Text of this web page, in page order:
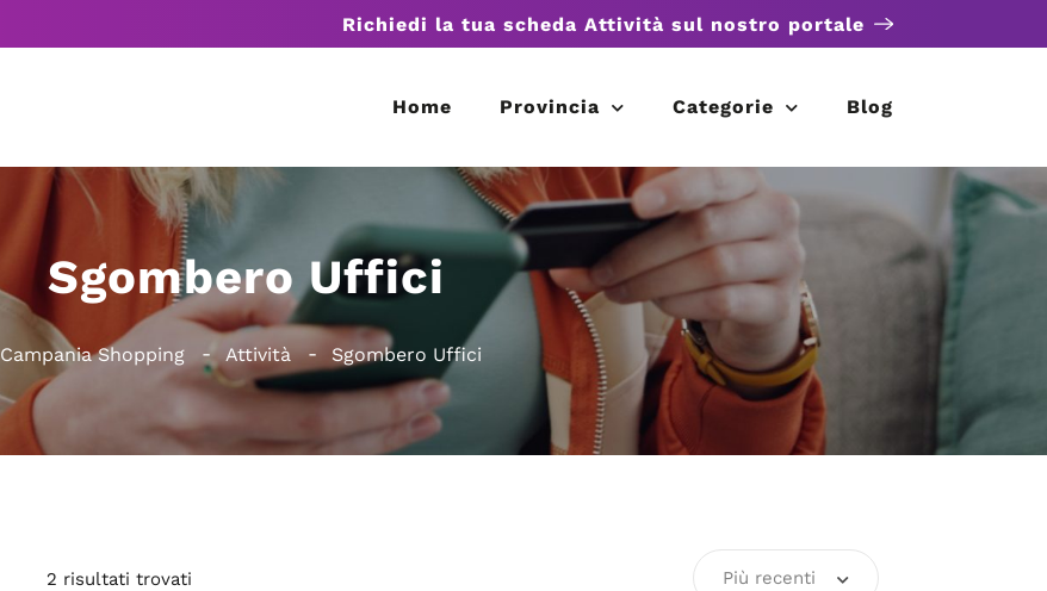
Richiedi la tua scheda Attività sul nostro portale
Home Provincia Categorie Blog
Sgombero Uffici
Campania Shopping Attività Sgombero Uffici
2 risultati trovati Più recenti